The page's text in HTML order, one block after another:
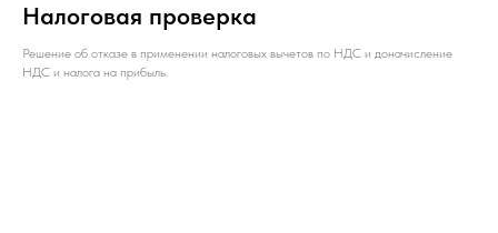
Налоговая проверка
Решение об отказе в применении налоговых вычетов по НДС и доначисление
НДС и налога на прибыль.